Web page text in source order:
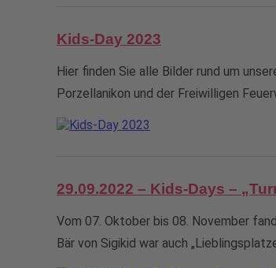
Kids-Day 2023
Hier finden Sie alle Bilder rund um
Porzellanikon und der Freiwilligen
29.09.2022 – Kids-Days –
Vom 07. Oktober bis 08. November
Bär von Sigikid war auch